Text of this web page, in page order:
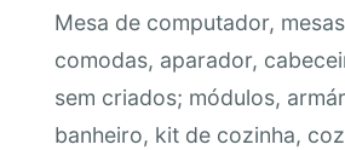
Mesa de computador,
comodas, aparador,
sem criados; módulos,
banheiro, kit de cozinha,